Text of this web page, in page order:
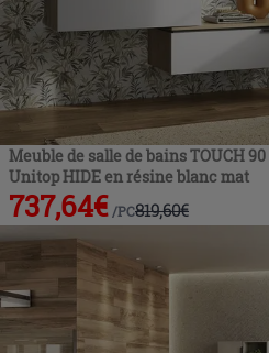
Meuble de salle de bains TOUCH
Unitop HIDE en résine blanc mat
737,64€ /PC819,60€